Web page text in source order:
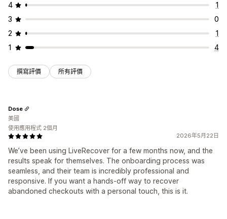
4
1
3
0
2
1
1
4
撰寫評價 所有評價
2026年5月22日
We’ve been using LiveRecover for a few months now, and the
results speak for themselves. The onboarding process was
seamless, and their team is incredibly professional and
responsive. If you want a hands-off way to recover
abandoned checkouts with a personal touch, this is it.
Dose
美國
使用應用程式 2個月